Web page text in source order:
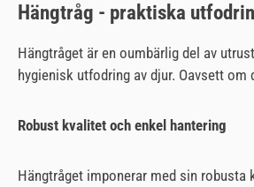
Hängtråg - praktiska
Hängtråget är en oumbärlig del av
hygienisk utfodring av djur. Oavsett
Robust kvalitet och enkel hantering
Hängtråget imponerar med sin